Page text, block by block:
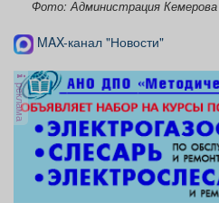
Фото: Администрация Кемерова
MAX-канал "Новости"
реклама